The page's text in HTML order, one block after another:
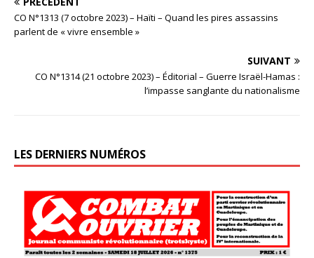
CO N°1313 (7 octobre 2023) – Haïti – Quand les pires assassins
parlent de « vivre ensemble »
SUIVANT
CO N°1314 (21 octobre 2023) – Éditorial – Guerre Israël-Hamas :
l’impasse sanglante du nationalisme
LES DERNIERS NUMÉROS